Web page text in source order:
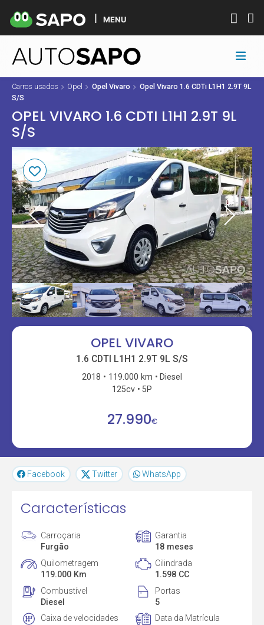
MENU
Carros usados Opel Opel Vivaro
Opel Vivaro 1.6 CDTi L1H1 2.9T 9L
S/S
OPEL VIVARO 1.6 CDTI L1H1 2.9T 9L
S/S
OPEL VIVARO
1.6 CDTI L1H1 2.9T 9L S/S
2018 119.000 km
Diesel
125cv
5P
27.990€
Facebook Twitter WhatsApp
Características
Carroçaria
Furgão
Garantia
18 meses
Quilometragem
119.000 Km
Cilindrada
1.598 CC
Combustível
Diesel
Portas
5
Caixa de velocidades
Data da Matrícula